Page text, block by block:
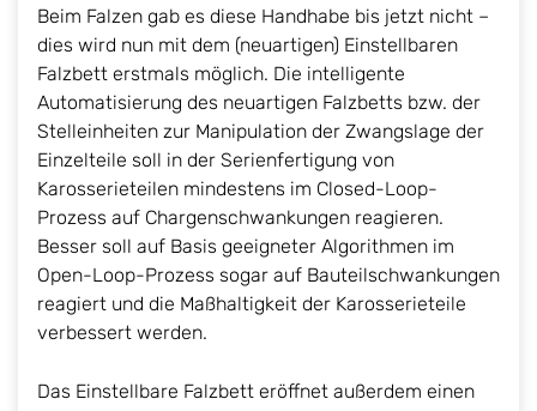
Beim Falzen gab es diese Handhabe bis jetzt nicht –
dies wird nun mit dem (neuartigen) Einstellbaren
Falzbett erstmals möglich. Die intelligente
Automatisierung des neuartigen Falzbetts bzw. der
Stelleinheiten zur Manipulation der Zwangslage der
Einzelteile soll in der Serienfertigung von
Karosserieteilen mindestens im Closed-Loop-
Prozess auf Chargenschwankungen reagieren.
Besser soll auf Basis geeigneter Algorithmen im
Open-Loop-Prozess sogar auf Bauteilschwankungen
reagiert und die Maßhaltigkeit der Karosserieteile
verbessert werden.
Das Einstellbare Falzbett eröffnet außerdem einen